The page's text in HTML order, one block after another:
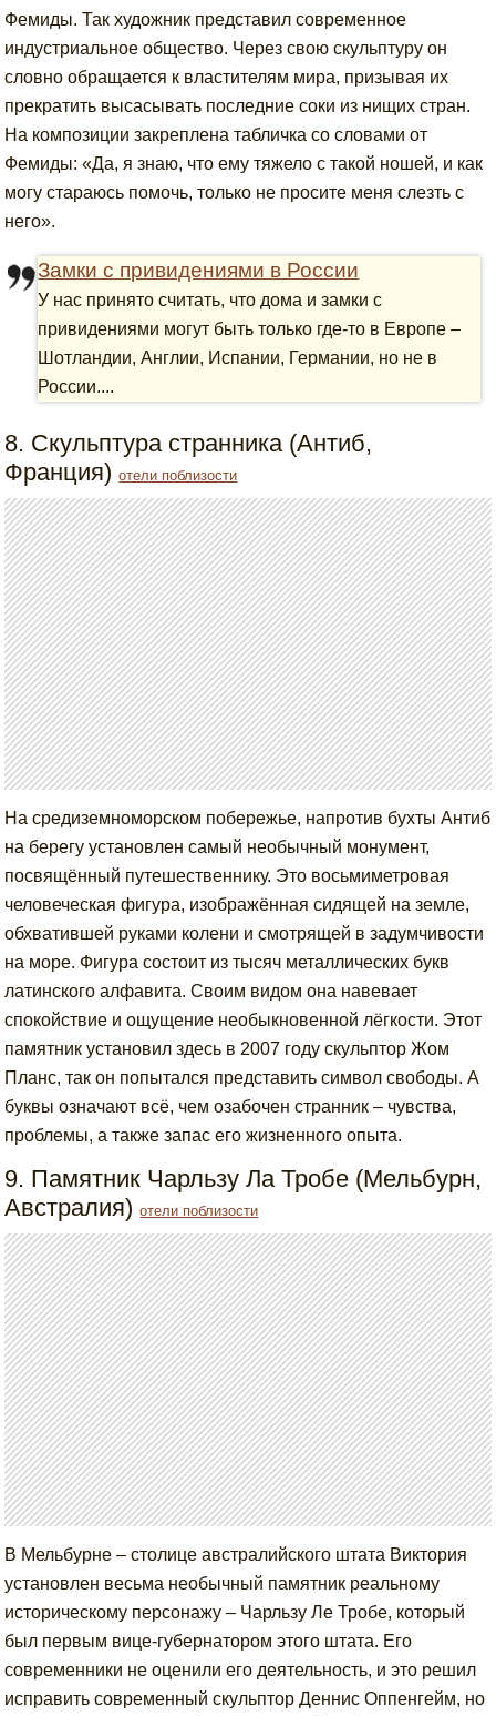
Фемиды. Так художник представил современное
индустриальное общество. Через свою скульптуру он
словно обращается к властителям мира, призывая их
прекратить высасывать последние соки из нищих стран.
На композиции закреплена табличка со словами от
Фемиды: «Да, я знаю, что ему тяжело с такой ношей, и как
могу стараюсь помочь, только не просите меня слезть с
него».
Замки с привидениями в России
У нас принято считать, что дома и замки с
привидениями могут быть только где-то в Европе –
Шотландии, Англии, Испании, Германии, но не в
России....
8. Скульптура странника (Антиб,
Франция)отели поблизости
На средиземноморском побережье, напротив бухты Антиб
на берегу установлен самый необычный монумент,
посвящённый путешественнику. Это восьмиметровая
человеческая фигура, изображённая сидящей на земле,
обхватившей руками колени и смотрящей в задумчивости
на море. Фигура состоит из тысяч металлических букв
латинского алфавита. Своим видом она навевает
спокойствие и ощущение необыкновенной лёгкости. Этот
памятник установил здесь в 2007 году скульптор Жом
Планс, так он попытался представить символ свободы. А
буквы означают всё, чем озабочен странник – чувства,
проблемы, а также запас его жизненного опыта.
9. Памятник Чарльзу Ла Тробе (Мельбурн,
Австралия)отели поблизости
В Мельбурне – столице австралийского штата Виктория
установлен весьма необычный памятник реальному
историческому персонажу – Чарльзу Ле Тробе, который
был первым вице-губернатором этого штата. Его
современники не оценили его деятельность, и это решил
исправить современный скульптор Деннис Оппенгейм, но